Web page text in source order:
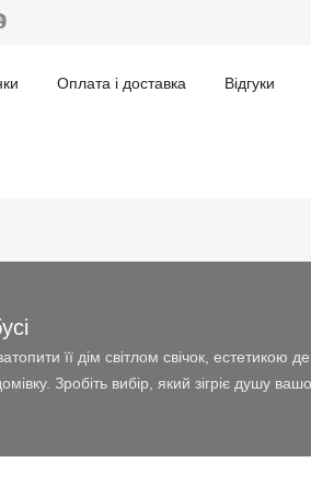
Оплата і доставка Відгуки
її дім світлом свічок, естетикою
Зробіть вибір, який зігріє душу